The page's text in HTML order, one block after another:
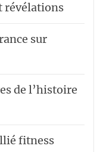
révélations
sur
de l’histoire
fitness